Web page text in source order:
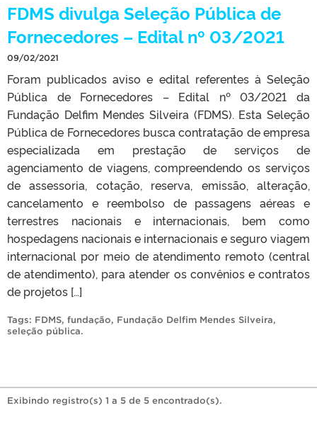
FDMS divulga Seleção Pública de
Fornecedores – Edital nº 03/2021
09/02/2021
Foram publicados aviso e edital referentes à Seleção
Pública de Fornecedores – Edital nº 03/2021 da
Fundação Delfim Mendes Silveira (FDMS). Esta Seleção
Pública de Fornecedores busca contratação de empresa
especializada em prestação de serviços de
agenciamento de viagens, compreendendo os serviços
de assessoria, cotação, reserva, emissão, alteração,
cancelamento e reembolso de passagens aéreas e
terrestres nacionais e internacionais, bem como
hospedagens nacionais e internacionais e seguro viagem
internacional por meio de atendimento remoto (central
de atendimento), para atender os convênios e contratos
de projetos […]
Tags: FDMS, fundação, Fundação Delfim Mendes Silveira,
seleção pública.
Exibindo registro(s) 1 a 5 de 5 encontrado(s).